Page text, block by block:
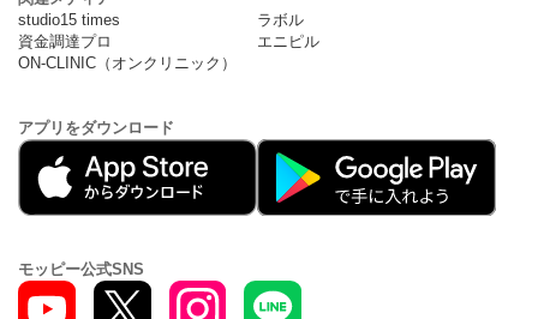
studio15 times
ラボル
資金調達プロ
エニピル
ON-CLINIC（オンクリニック）
アプリをダウンロード
モッピー公式SNS